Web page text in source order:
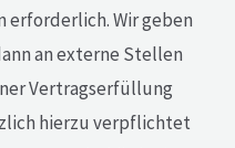
erforderlich. Wir geben
an externe Stellen
Vertragserfüllung
hierzu verpflichtet